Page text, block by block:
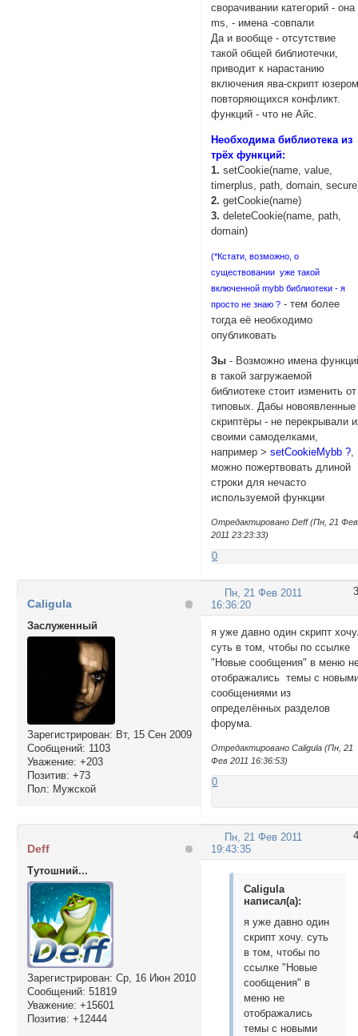
сворачивании категорий - она
ms, - имена -совпали
Да и вообще - отсутствие
такой общей библиотечки,
приводит к нарастанию
включения ява-скрипт
повторяющихся конфликт.
функций - что не Айс.
Необходима библиотека из
трёх функций:
1.setCookie(name, value,
timerplus, path, domain,
2. getCookie(name)
3. deleteCookie(name, path,
domain)
(*Кстати, возможно, о
существовании уже такой
включенной mybb библиотеки - я
просто не знаю ? - тем более
тогда её необходимо
опубликовать
Зы- Возможно имена
в такой загружаемой
библиотеке стоит изменить от
типовых. Дабы новоявленные
скриптёры - не перекрывали
своими самоделками,
например >setCookieMybb ?,
можно пожертвовать длиной
строки для нечасто
используемой функции
Отредактировано Deff (Пн, 21 Фев
2011 23:23:33)
0
3
Пн, 21 Фев 2011
16:36:20
Caligula
Заслуженный
Зарегистрирован: Вт, 15 Сен 2009
Сообщений: 1103
Уважение: +203
Позитив: +73
Пол: Мужской
я уже давно один скрипт
суть в том, чтобы по ссылке
"Новые сообщения" в меню
отображались темы с
сообщениями из
определённых разделов
форума.
Отредактировано Caligula (Пн, 21
Фев 2011 16:36:53)
0
4
Пн, 21 Фев 2011
19:43:35
Deff
Тутошний...
Зарегистрирован: Ср, 16 Июн 2010
Сообщений: 51819
Уважение: +15601
Позитив: +12444
Caligula
написал(а):
я уже давно один
скрипт хочу. суть
в том, чтобы по
ссылке "Новые
сообщения" в
меню не
отображались
темы с новыми